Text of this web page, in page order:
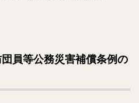
員等公務災害補償条例の